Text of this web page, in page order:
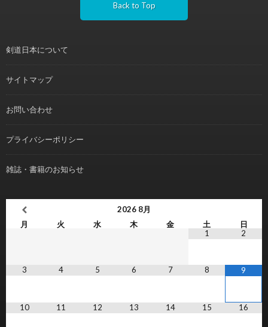
Back to Top
剣道日本について
サイトマップ
お問い合わせ
プライバシーポリシー
雑誌・書籍のお知らせ
2026 8月
月
火 水 木 金 土
日
1
2
3 4 5 6 7 8 9
10 11 12 13 14 15 16